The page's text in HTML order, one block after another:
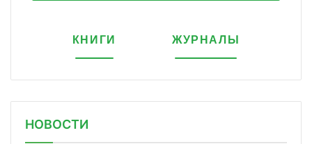
КНИГИ ЖУРНАЛЫ
НОВОСТИ